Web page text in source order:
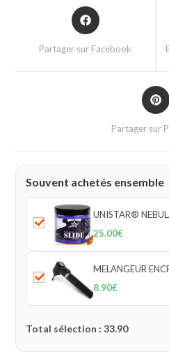
Partager sur Facebook
Partager sur
Souvent achetés ensemble
UNISTAR®
25.00€
MELANGEUR
8.90€
Total sélection :33.90